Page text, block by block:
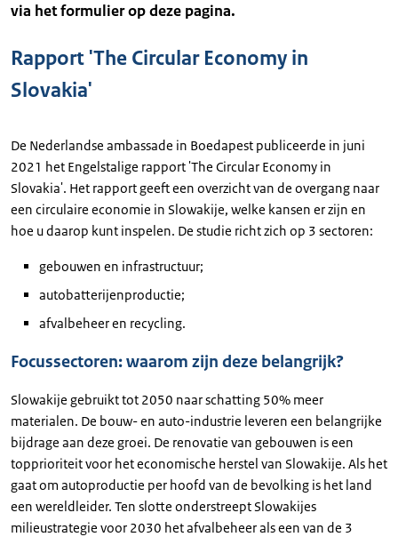
via het formulier op deze pagina.
Rapport 'The Circular Economy in
Slovakia'
De Nederlandse ambassade in Boedapest publiceerde in juni
2021 het Engelstalige rapport 'The Circular Economy in
Slovakia'. Het rapport geeft een overzicht van de overgang naar
een circulaire economie in Slowakije, welke kansen er zijn en
hoe u daarop kunt inspelen. De studie richt zich op 3 sectoren:
gebouwen en infrastructuur;
autobatterijenproductie;
afvalbeheer en recycling.
Focussectoren: waarom zijn deze belangrijk?
Slowakije gebruikt tot 2050 naar schatting 50% meer
materialen. De bouw- en auto-industrie leveren een belangrijke
bijdrage aan deze groei. De renovatie van gebouwen is een
topprioriteit voor het economische herstel van Slowakije. Als het
gaat om autoproductie per hoofd van de bevolking is het land
een wereldleider. Ten slotte onderstreept Slowakijes
milieustrategie voor 2030 het afvalbeheer als een van de 3